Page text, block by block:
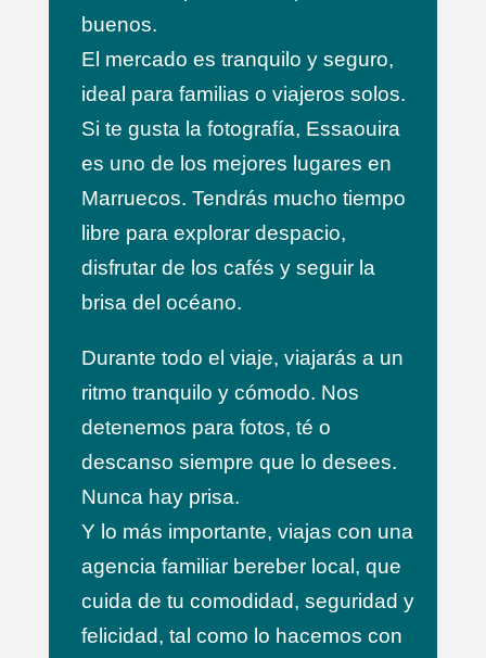
buenos.
El mercado es tranquilo y seguro,
ideal para familias o viajeros solos.
Si te gusta la fotografía, Essaouira
es uno de los mejores lugares en
Marruecos. Tendrás mucho tiempo
libre para explorar despacio,
disfrutar de los cafés y seguir la
brisa del océano.
Durante todo el viaje, viajarás a un
ritmo tranquilo y cómodo. Nos
detenemos para fotos, té o
descanso siempre que lo desees.
Nunca hay prisa.
Y lo más importante, viajas con una
agencia familiar bereber local, que
cuida de tu comodidad, seguridad y
felicidad, tal como lo hacemos con